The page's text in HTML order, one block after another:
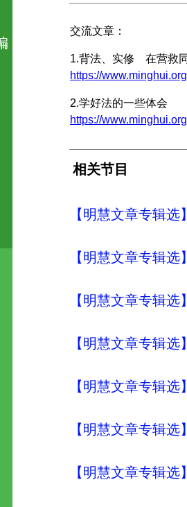
交流文章：
1.背法、实修 在营救
https://
2.学好法的一些体会
https://
相关节目
【明慧文章专辑
【明慧文章专辑
【明慧文章专辑
【明慧文章专辑
【明慧文章专辑
【明慧文章专辑
【明慧文章专辑